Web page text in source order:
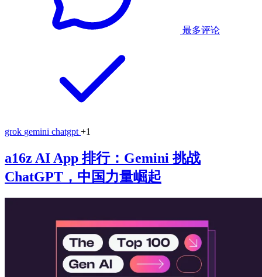
最多评论
grok gemini chatgpt +1
a16z AI App 排行：Gemini 挑战
ChatGPT，中国力量崛起